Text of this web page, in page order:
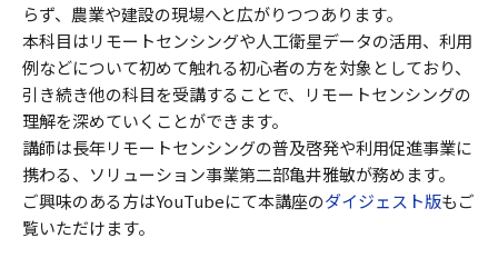
らず、農業や建設の現場へと広がりつつあります。
本科目はリモートセンシングや人工衛星データの活用、利用
例などについて初めて触れる初心者の方を対象としており、
引き続き他の科目を受講することで、リモートセンシングの
理解を深めていくことができます。
講師は長年リモートセンシングの普及啓発や利用促進事業に
携わる、ソリューション事業第二部亀井雅敏が務めます。
ご興味のある方はYouTubeにて本講座のダイジェスト版もご
覧いただけます。